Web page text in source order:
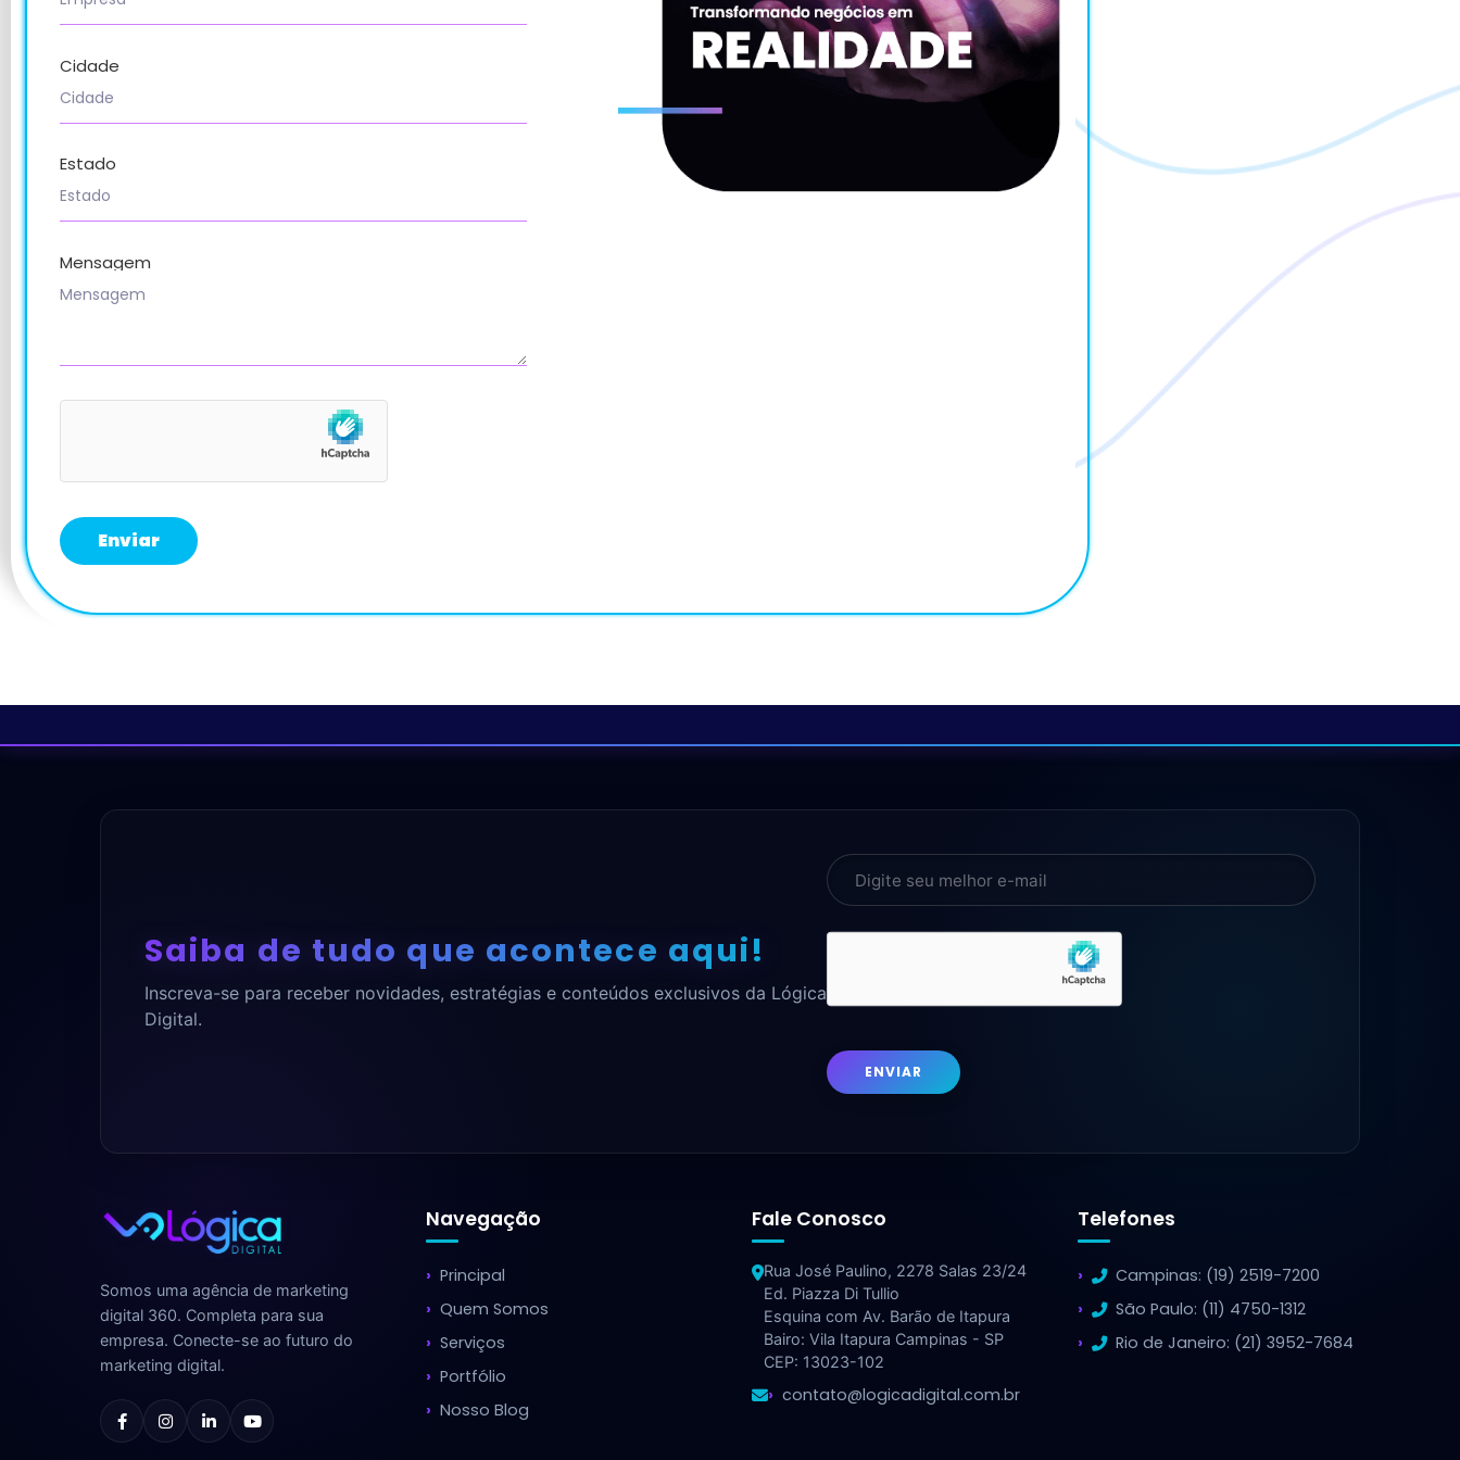
Cidade
Estado
Mensagem
Saiba de tudo que acontece aqui!
Inscreva-se para receber novidades, estratégias e conteúdos exclusivos da Lógica
Digital.
ENVIAR
Somos uma agência de marketing
digital 360. Completa para sua
empresa. Conecte-se ao futuro do
marketing digital.
Navegação
Principal
Quem Somos
Serviços
Portfólio
Nosso Blog
Fale Conosco
Rua José Paulino, 2278 Salas 23/24
Ed. Piazza Di Tullio
Esquina com Av. Barão de Itapura
Bairo: Vila Itapura Campinas - SP
CEP: 13023-102
contato@logicadigital.com.br
Telefones
Campinas: (19) 2519-7200
São Paulo: (11) 4750-1312
Rio de Janeiro: (21) 3952-7684